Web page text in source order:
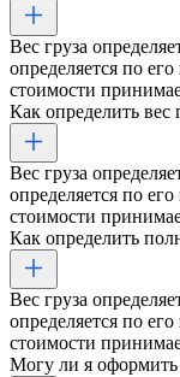
Вес груза
определяется по
стоимости
Как определить вес
Вес груза
определяется по
стоимости
Как определить
Вес груза
определяется по
стоимости
Могу ли я оформить